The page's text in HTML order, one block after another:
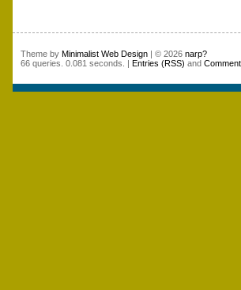
Theme by Minimalist Web Design| © 2026 narp?
66 queries. 0.081 seconds. | Entries (RSS) and